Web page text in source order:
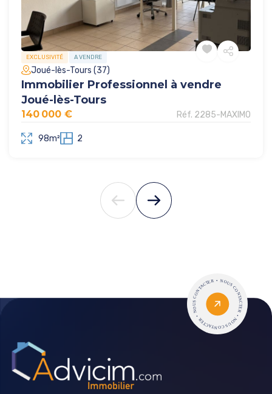
EXCLUSIVITÉ A VENDRE
Réf. 2285-MAXIMO
Joué-lès-Tours (37)
Immobilier Professionnel à vendre
Joué-lès-Tours
98m² 2
140 000 €